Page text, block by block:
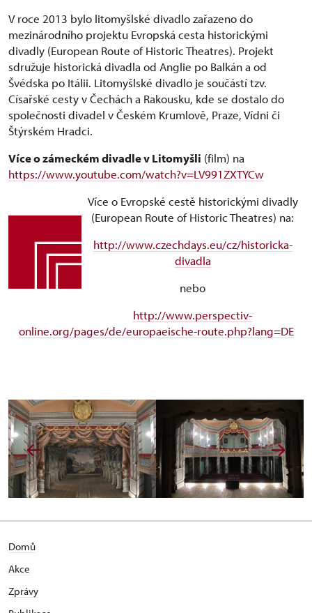
V roce 2013 bylo litomyšlské divadlo zařazeno do
mezinárodního projektu Evropská cesta historickými
divadly (European Route of Historic Theatres). Projekt
sdružuje historická divadla od Anglie po Balkán a od
Švédska po Itálii. Litomyšlské divadlo je součástí tzv.
Císařské cesty v Čechách a Rakousku, kde se dostalo do
společnosti divadel v Českém Krumlově, Praze, Vídni či
Štýrském Hradci.
Více o zámeckém divadle v Litomyšli (film) na
https://www.youtube.com/watch?v=LV991ZXTYCw
Více o Evropské cestě historickými divadly
(European Route of Historic Theatres) na:
http://www.czechdays.eu/cz/historicka-
divadla
nebo
http://www.perspectiv-
online.org/pages/de/europaeische-route.php?lang=DE
Domů
Akce
Zprávy